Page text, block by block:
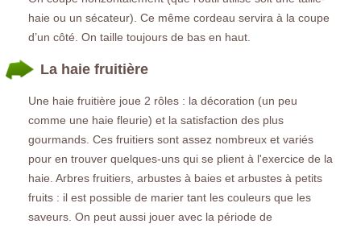
haie ou un sécateur). Ce même cordeau servira à la coupe
d’un côté. On taille toujours de bas en haut.
La haie fruitière
Une haie fruitière joue 2 rôles : la décoration (un peu
comme une haie fleurie) et la satisfaction des plus
gourmands. Ces fruitiers sont assez nombreux et variés
pour en trouver quelques-uns qui se plient à l'exercice de la
haie. Arbres fruitiers, arbustes à baies et arbustes à petits
fruits : il est possible de marier tant les couleurs que les
saveurs. On peut aussi jouer avec la période de